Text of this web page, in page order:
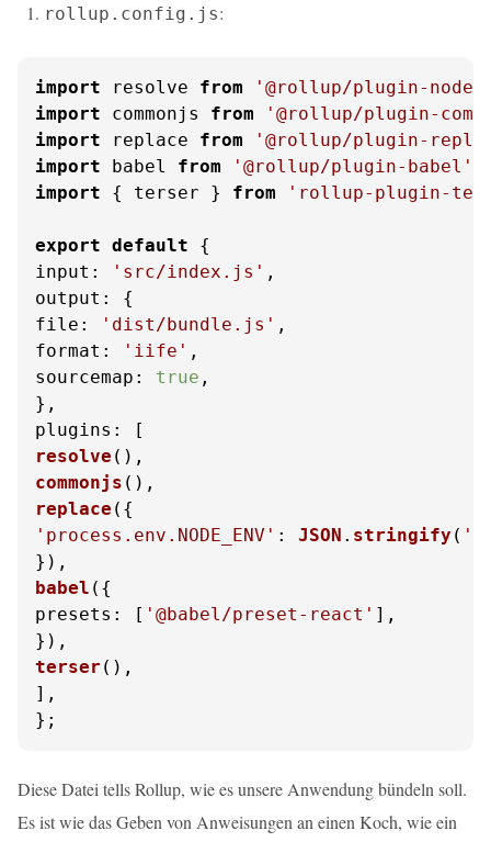
rollup.config.js:
import resolve from
'@rollup/plugin-
import commonjs from
'@rollup/plugin-
import replace from
'@rollup/plugin-
import babel from '@rollup/plugin-babel'
import { terser } from 'rollup-plugin-
export default
input : 'src/index.js'
output
file : 'dist/bundle.js'
format : 'iife'
sourcemap : true ,
plugins
resolve
commonjs
replace
'process.env.NODE_ENV' : JSON . stringify (
babel
presets : [ '@babel/preset-react' ],
terser (),
],
};
Diese Datei tells Rollup, wie es unsere Anwendung bündeln soll.
Es ist wie das Geben von Anweisungen an einen Koch, wie ein